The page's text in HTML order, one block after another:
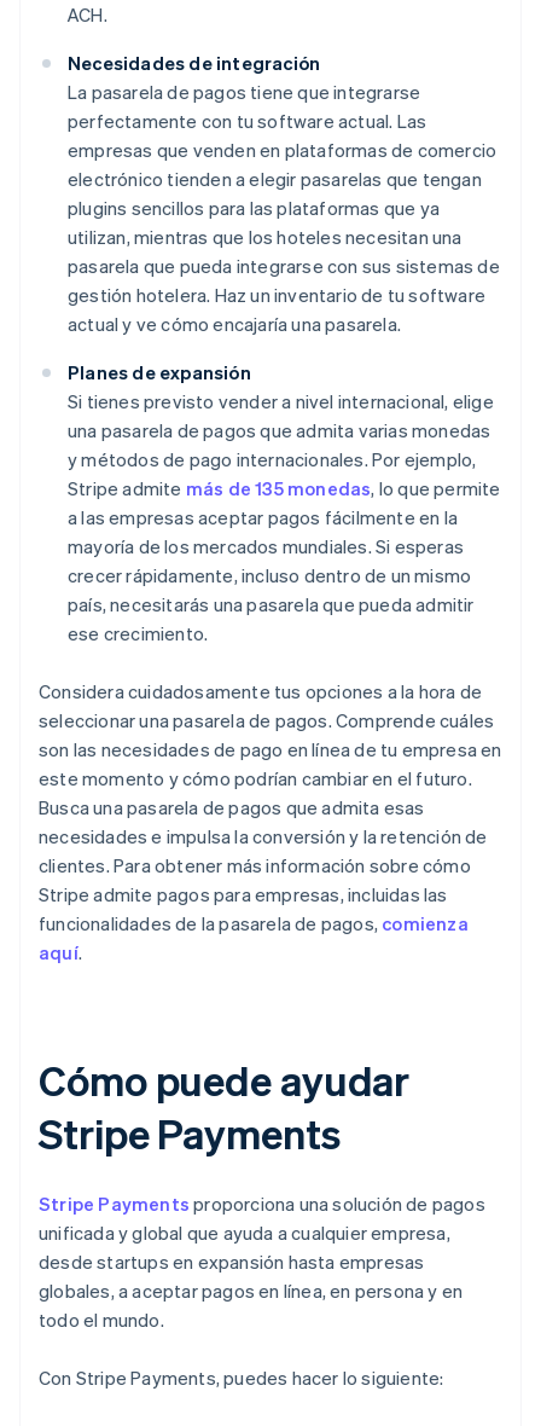
ACH.
Necesidades de integración
La pasarela de pagos tiene que integrarse
perfectamente con tu software actual. Las
empresas que venden en plataformas de comercio
electrónico tienden a elegir pasarelas que tengan
plugins sencillos para las plataformas que ya
utilizan, mientras que los hoteles necesitan una
pasarela que pueda integrarse con sus sistemas de
gestión hotelera. Haz un inventario de tu software
actual y ve cómo encajaría una pasarela.
Planes de expansión
Si tienes previsto vender a nivel internacional, elige
una pasarela de pagos que admita varias monedas
y métodos de pago internacionales. Por ejemplo,
Stripe admite más de 135 monedas, lo que permite
a las empresas aceptar pagos fácilmente en la
mayoría de los mercados mundiales. Si esperas
crecer rápidamente, incluso dentro de un mismo
país, necesitarás una pasarela que pueda admitir
ese crecimiento.
Considera cuidadosamente tus opciones a la hora de
seleccionar una pasarela de pagos. Comprende cuáles
son las necesidades de pago en línea de tu empresa en
este momento y cómo podrían cambiar en el futuro.
Busca una pasarela de pagos que admita esas
necesidades e impulsa la conversión y la retención de
clientes. Para obtener más información sobre cómo
Stripe admite pagos para empresas, incluidas las
funcionalidades de la pasarela de pagos, comienza
aquí.
Cómo puede ayudar
Stripe Payments
Stripe Payments proporciona una solución de pagos
unificada y global que ayuda a cualquier empresa,
desde startups en expansión hasta empresas
globales, a aceptar pagos en línea, en persona y en
todo el mundo.
Con Stripe Payments, puedes hacer lo siguiente: